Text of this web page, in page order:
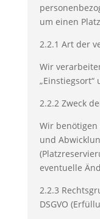
um einen
2.2.1 Art der
Wir
2.2.2 Zweck
Wir
und
eventuelle
2.2.3
DSGVO